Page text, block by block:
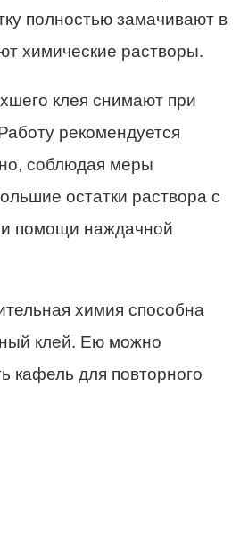
полностью замачивают в
химические растворы.
клея снимают при
рекомендуется
соблюдая меры
остатки раствора с
помощи наждачной
химия способна
клей. Ею можно
кафель для повторного